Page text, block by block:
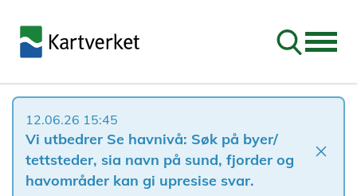
Søk
12.06.26 15:45
Vi utbedrer Se havnivå: Søk på byer/
tettsteder, sia navn på sund, fjorder og
havområder kan gi upresise svar.
close